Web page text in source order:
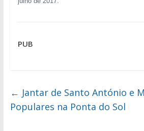
PUB
← Jantar de Santo António e
Populares na Ponta do Sol